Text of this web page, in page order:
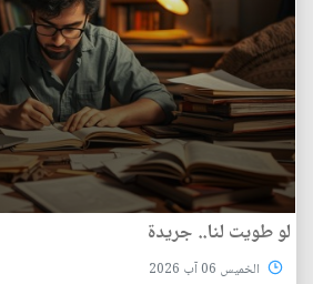
لو طويت لنا.. جريدة
الخميس 06 آب 2026